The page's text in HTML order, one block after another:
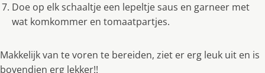
Doe op elk schaaltje een lepeltje saus en garneer met
wat komkommer en tomaatpartjes.
Makkelijk van te voren te bereiden, ziet er erg leuk uit en is
bovendien erg lekker!!